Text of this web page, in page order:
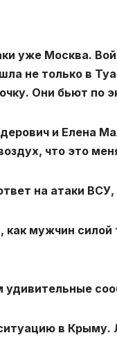
уже Москва.
не только в
Они бьют по
и Елена
что это
на атаки
мужчин силой
удивительные
в Крыму.